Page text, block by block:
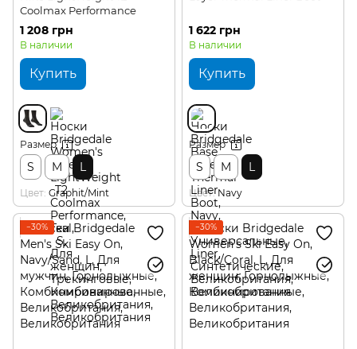
Coolmax Performance
1 208 грн
В наличии
Купить
Размер
S M L
Цвет Graphit/Mint
1 622 грн
В наличии
Купить
Размер
S M L
Цвет Navy
−30% −30%